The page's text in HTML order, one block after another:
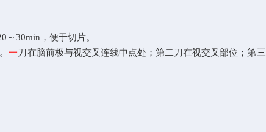
～30min，便于切片。
一刀在脑前极与视交叉连线中点处；第二刀在视交叉部位；第三